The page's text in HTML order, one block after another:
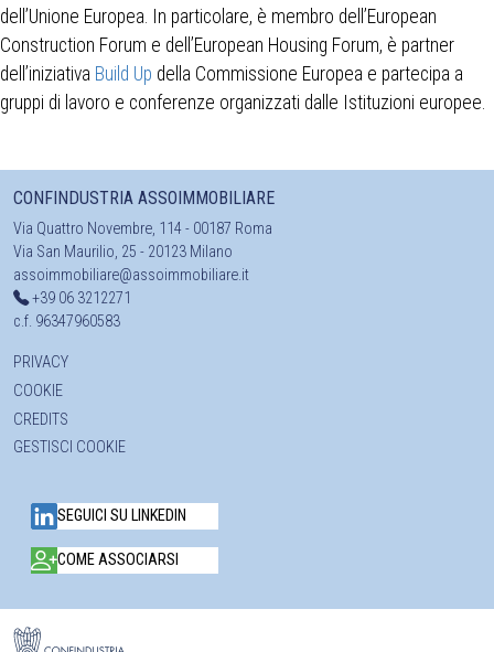
dell’Unione Europea. In particolare, è membro dell’European
Construction Forum e dell’European Housing Forum, è partner
dell’iniziativa Build Up della Commissione Europea e partecipa a
gruppi di lavoro e conferenze organizzati dalle Istituzioni europee.
CONFINDUSTRIA ASSOIMMOBILIARE
Via Quattro Novembre, 114 - 00187 Roma
Via San Maurilio, 25 - 20123 Milano
assoimmobiliare@assoimmobiliare.it
+39 06 3212271
c.f. 96347960583
PRIVACY
COOKIE
CREDITS
GESTISCI COOKIE
SEGUICI SU LINKEDIN
COME ASSOCIARSI